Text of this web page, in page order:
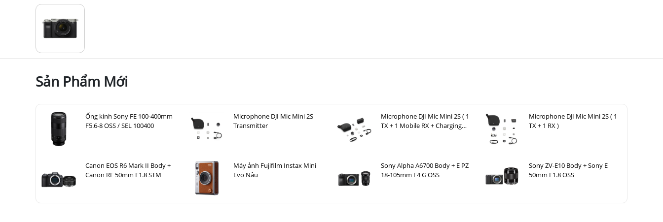
Sản Phẩm Mới
Ống kính Sony FE 100-400mm
F5.6-8 OSS / SEL 100400
Microphone DJI Mic Mini 2S
Transmitter
Microphone DJI Mic Mini 2S ( 1
TX + 1 Mobile RX + Charging
Microphone DJI Mic Mini 2S ( 1
TX + 1 RX )
Canon EOS R6 Mark II Body +
Canon RF 50mm F1.8 STM
Máy ảnh Fujifilm Instax Mini
Evo Nâu
Sony Alpha A6700 Body + E PZ
18-105mm F4 G OSS
Sony ZV-E10 Body + Sony E
50mm F1.8 OSS